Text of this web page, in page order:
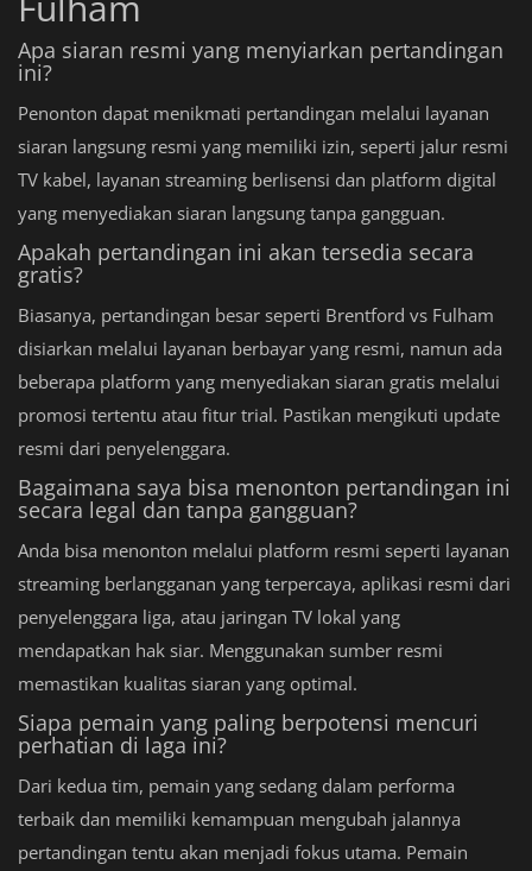
Apa siaran resmi yang menyiarkan pertandingan
ini?
Penonton dapat menikmati pertandingan melalui layanan
siaran langsung resmi yang memiliki izin, seperti jalur resmi
TV kabel, layanan streaming berlisensi dan platform digital
yang menyediakan siaran langsung tanpa gangguan.
Apakah pertandingan ini akan tersedia secara
gratis?
Biasanya, pertandingan besar seperti Brentford vs Fulham
disiarkan melalui layanan berbayar yang resmi, namun ada
beberapa platform yang menyediakan siaran gratis melalui
promosi tertentu atau fitur trial. Pastikan mengikuti update
resmi dari penyelenggara.
Bagaimana saya bisa menonton pertandingan ini
secara legal dan tanpa gangguan?
Anda bisa menonton melalui platform resmi seperti layanan
streaming berlangganan yang terpercaya, aplikasi resmi dari
penyelenggara liga, atau jaringan TV lokal yang
mendapatkan hak siar. Menggunakan sumber resmi
memastikan kualitas siaran yang optimal.
Siapa pemain yang paling berpotensi mencuri
perhatian di laga ini?
Dari kedua tim, pemain yang sedang dalam performa
terbaik dan memiliki kemampuan mengubah jalannya
pertandingan tentu akan menjadi fokus utama. Pemain